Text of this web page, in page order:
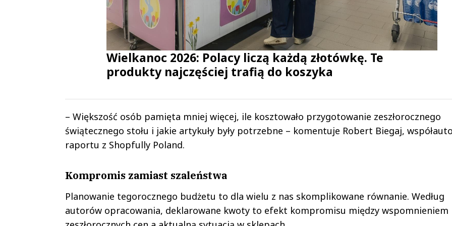
Wielkanoc 2026: Polacy liczą każdą złotówkę. Te
produkty najczęściej trafią do koszyka
– Większość osób pamięta mniej więcej, ile kosztowało przygotowanie zeszłorocznego
świątecznego stołu i jakie artykuły były potrzebne – komentuje Robert Biegaj,
raportu z Shopfully Poland.
Kompromis zamiast szaleństwa
Planowanie tegorocznego budżetu to dla wielu z nas skomplikowane równanie. Według
autorów opracowania, deklarowane kwoty to efekt kompromisu między wspomnieniem